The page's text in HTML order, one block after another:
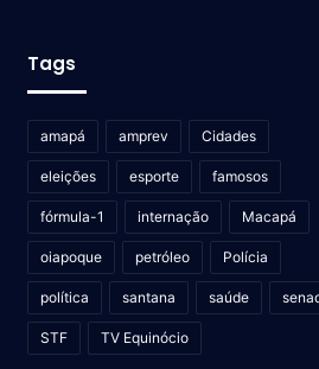
Tags
amapá amprev Cidades
eleições esporte famosos
fórmula-1 internação Macapá
oiapoque petróleo Polícia
política santana saúde
STF TV Equinócio